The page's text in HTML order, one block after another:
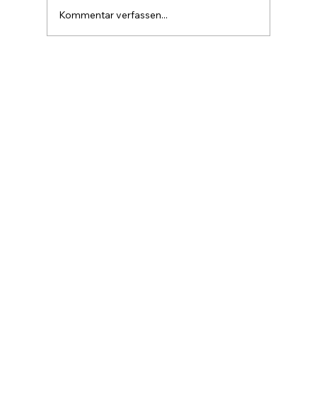
hätte Bitcoin eine Marktkapitalisierung von
Kommentar verfassen...